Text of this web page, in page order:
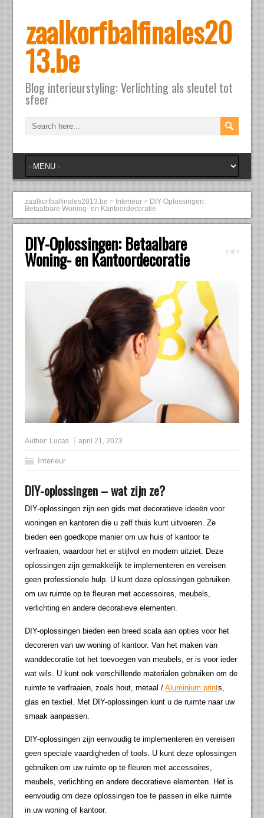
zaalkorfbalfinales20
13.be
Blog interieurstyling: Verlichting als sleutel tot
sfeer
zaalkorfbalfinales2013.be > Interieur > DIY-Oplossingen:
Betaalbare Woning- en Kantoordecoratie
DIY-Oplossingen: Betaalbare
Woning- en Kantoordecoratie
Author: Lucas april 21, 2023
Interieur
DIY-oplossingen – wat zijn ze?
DIY-oplossingen zijn een gids met decoratieve ideeën voor
woningen en kantoren die u zelf thuis kunt uitvoeren. Ze
bieden een goedkope manier om uw huis of kantoor te
verfraaien, waardoor het er stijlvol en modern uitziet. Deze
oplossingen zijn gemakkelijk te implementeren en vereisen
geen professionele hulp. U kunt deze oplossingen gebruiken
om uw ruimte op te fleuren met accessoires, meubels,
verlichting en andere decoratieve elementen.
DIY-oplossingen bieden een breed scala aan opties voor het
decoreren van uw woning of kantoor. Van het maken van
wanddecoratie tot het toevoegen van meubels, er is voor ieder
wat wils. U kunt ook verschillende materialen gebruiken om de
ruimte te verfraaien, zoals hout, metaal /Aluminium prints,
glas en textiel. Met DIY-oplossingen kunt u de ruimte naar uw
smaak aanpassen.
DIY-oplossingen zijn eenvoudig te implementeren en vereisen
geen speciale vaardigheden of tools. U kunt deze oplossingen
gebruiken om uw ruimte op te fleuren met accessoires,
meubels, verlichting en andere decoratieve elementen. Het is
eenvoudig om deze oplossingen toe te passen in elke ruimte
in uw woning of kantoor.